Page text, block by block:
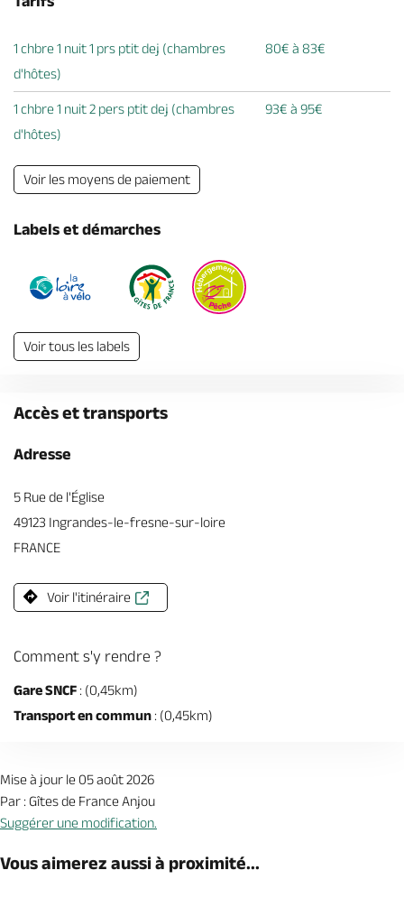
1 chbre 1 nuit 1 prs ptit dej (chambres
d'hôtes)
80€ à 83€
1 chbre 1 nuit 2 pers ptit dej (chambres
d'hôtes)
93€ à 95€
Voir les moyens de paiement
Labels et démarches
Voir tous les labels
Accès et transports
Adresse
5 Rue de l'Église
49123 Ingrandes-le-fresne-sur-loire
FRANCE
Voir l'itinéraire
Comment s'y rendre ?
Gare SNCF : (0,45km)
Transport en commun : (0,45km)
Mise à jour le 05 août 2026
Par : Gîtes de France Anjou
Suggérer une modification.
Vous aimerez aussi à proximité...